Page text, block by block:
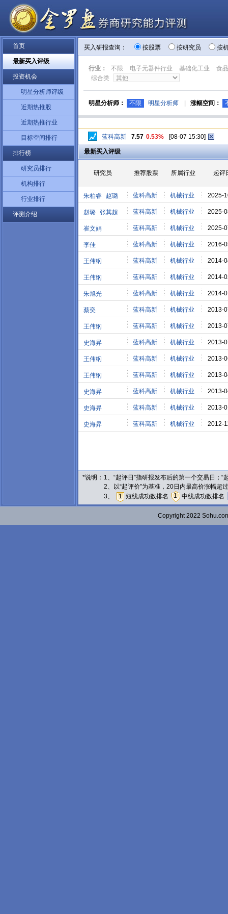
首页
最新买入评级
投资机会
明星分析师评级
近期热推股
近期热推行业
目标空间排行
排行榜
研究员排行
机构排行
行业排行
评测介绍
买入研报查询： 按股票 按研究员 按
行业： 不限 电子元器件行业 基础化工业
食
综合类
明星分析师： 不限 明星分析师 涨幅空间：
蓝科高新 7.57 0.53% [08-07 15:30]
最新买入评级
研究员 推荐股票 所属行业 起评
朱柏睿 赵璐 蓝科高新 机械行业 2025-
赵璐 张其超 蓝科高新 机械行业 2025-
崔文娟 蓝科高新 机械行业 2025-
李佳 蓝科高新 机械行业 2016-
王伟纲 蓝科高新 机械行业 2014-
王伟纲 蓝科高新 机械行业 2014-
朱旭光 蓝科高新 机械行业 2014-
蔡奕 蓝科高新 机械行业 2013-
王伟纲 蓝科高新 机械行业 2013-
史海昇 蓝科高新 机械行业 2013-
王伟纲 蓝科高新 机械行业 2013-
王伟纲 蓝科高新 机械行业 2013-
史海昇 蓝科高新 机械行业 2013-
史海昇 蓝科高新 机械行业 2013-
史海昇 蓝科高新 机械行业 2012-
*说明： 1、“起评日”指研报发布后的第一个交易日；
2、以“起评价”为基准，20日内最高价涨幅
3、
1 短线成功数排名 1 中线成功数排名
Copyright 2022